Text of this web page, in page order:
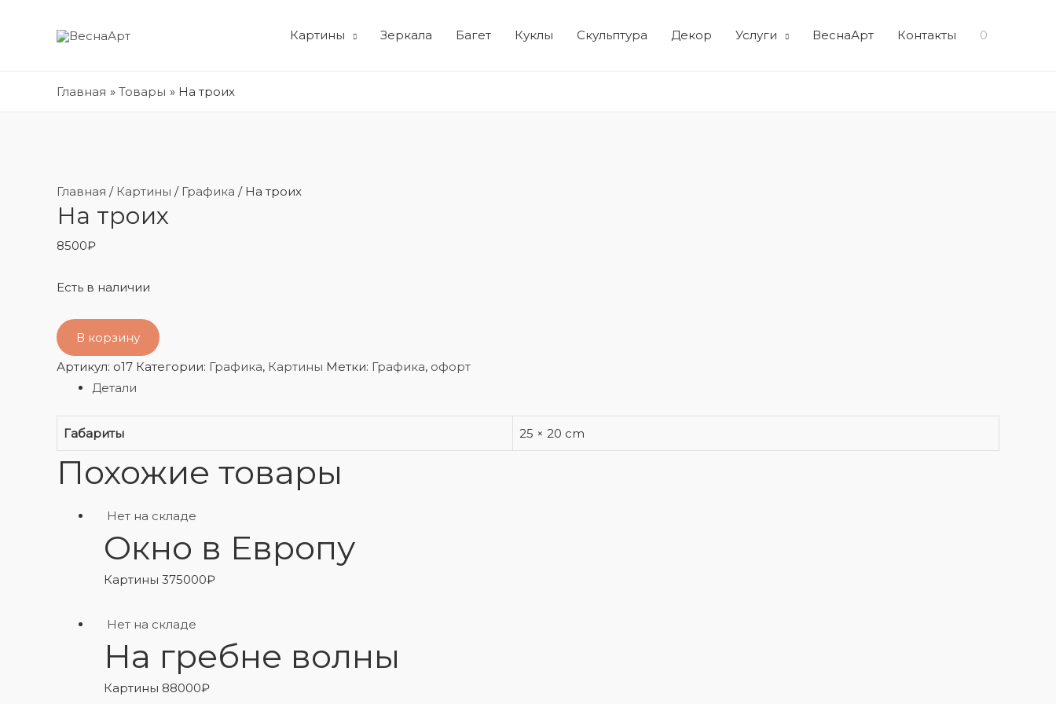
Картины Зеркала Багет Куклы Скульптура Декор Услуги ВеснаАрт Контакты 0
Главная Товары На троих
Главная / Картины / Графика / На троих
На троих
8500₽
Есть в наличии
В корзину
Артикул: o17 Категории: Графика, Картины Метки: Графика, офорт
Детали
Габариты 25 × 20 cm
Похожие товары
Нет на складе
Окно в Европу
Картины 375000₽
Нет на складе
На гребне волны
Картины 88000₽